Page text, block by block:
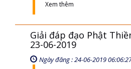
Giải đáp đạo Phật
2019
Ngày đăng : 13-06-2019
77 Đối cảnh vô tâm chớ